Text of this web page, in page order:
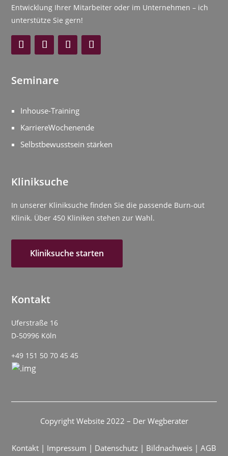
Entwicklung Ihrer Mitarbeiter oder im Unternehmen – ich
unterstütze Sie gern!
Seminare
Inhouse-Training
KarriereWochenende
Selbstbewusstsein stärken
Kliniksuche
In unserer Kliniksuche finden Sie die passende Burn-out
Klinik. Über 450 Kliniken stehen zur Wahl.
Kliniksuche starten
Kontakt
Uferstraße 16
D-50996 Köln
+49 151 50 70 45 45
Copyright Website 2022 – Der Wegberater
Kontakt | Impressum | Datenschutz | Bildnachweis | AGB